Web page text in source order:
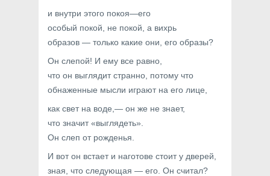
и внутри этого покоя—его
особый покой, не покой, а вихрь
образов — только какие они, его образы?
Он слепой! И ему все равно,
что он выглядит странно, потому что
обнаженные мысли играют на его лице,
как свет на воде,— он же не знает,
что значит «выглядеть».
Он слеп от рожденья.
И вот он встает и наготове стоит у дверей,
зная, что следующая — его. Он считал?